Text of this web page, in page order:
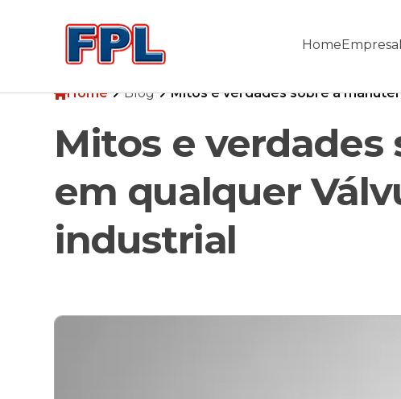
HomeEmpresa
Home
Produtos
Blog
Contato
Home Blog Mitos e verdades sobre a
Mitos e
em qualquer
industrial